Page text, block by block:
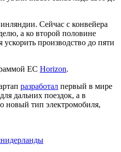
Сейчас с конвейера
а ко второй половине
производство до пяти
ЕС Horizon.
разработал первый в мире
дальних поездок, а в
новый тип электромобиля,
нидерланды